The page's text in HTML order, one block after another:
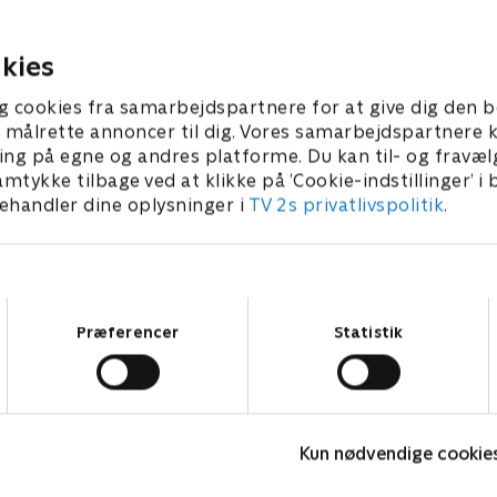
cookies fra samarbejdspartnere for at give dig den
annoncer til dig. Vores samarbejdspartnere
på egne og andres platforme. Du kan til- og
tilbage ved at klikke på ’Cookie-indstillinger’ i
dine oplysninger i TV 2s privatlivspolitik.
Præferencer Statistik
Kun nødvendige
på det hele.
2025 • 40 min